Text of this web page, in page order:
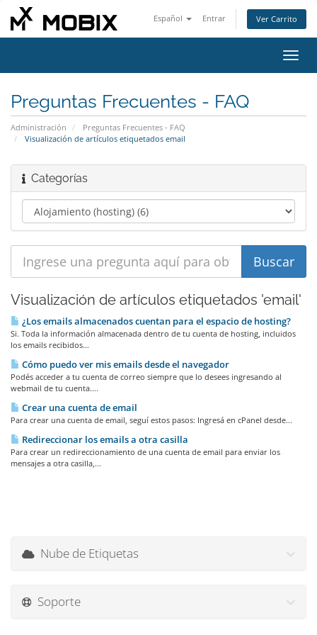
Español Entrar Ver Carrito
Preguntas Frecuentes - FAQ
Administración
Preguntas Frecuentes - FAQ
Visualización de artículos etiquetados email
Categorías
Visualización de artículos etiquetados 'email'
¿Los emails almacenados cuentan para el espacio de hosting?
Si. Toda la información almacenada dentro de tu cuenta de hosting, incluidos
los emails recibidos...
Cómo puedo ver mis emails desde el navegador
Podés acceder a tu cuenta de correo siempre que lo desees ingresando al
webmail de tu cuenta....
Crear una cuenta de email
Para crear una cuenta de email, seguí estos pasos: Ingresá en cPanel desde...
Redireccionar los emails a otra casilla
Para crear un redireccionamiento de una cuenta de email para enviar los
mensajes a otra casilla,...
Nube de Etiquetas
Soporte